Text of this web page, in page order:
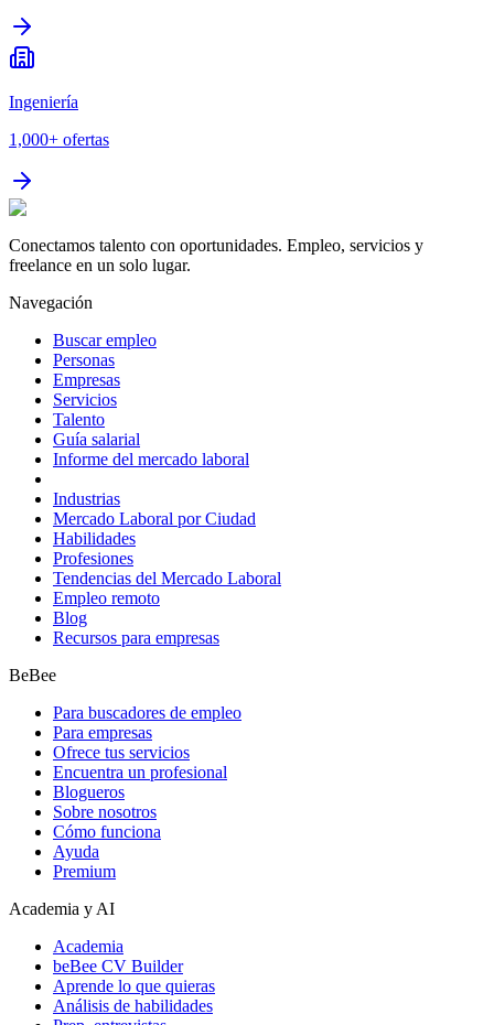
Ingeniería
1,000+ ofertas
Conectamos talento con oportunidades. Empleo, servicios y
freelance en un solo lugar.
Navegación
Buscar empleo
Personas
Empresas
Servicios
Talento
Guía salarial
Informe del mercado laboral
Industrias
Mercado Laboral por Ciudad
Habilidades
Profesiones
Tendencias del Mercado Laboral
Empleo remoto
Blog
Recursos para empresas
BeBee
Para buscadores de empleo
Para empresas
Ofrece tus servicios
Encuentra un profesional
Blogueros
Sobre nosotros
Cómo funciona
Ayuda
Premium
Academia y AI
Academia
beBee CV Builder
Aprende lo que quieras
Análisis de habilidades